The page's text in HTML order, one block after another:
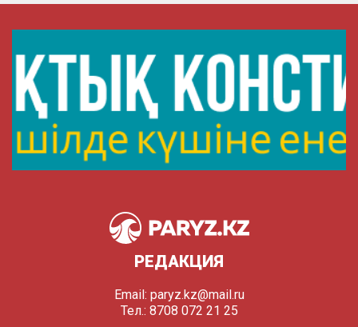
РЕДАКЦИЯ
Email: paryz.kz@mail.ru
Тел.: 8708 072 21 25